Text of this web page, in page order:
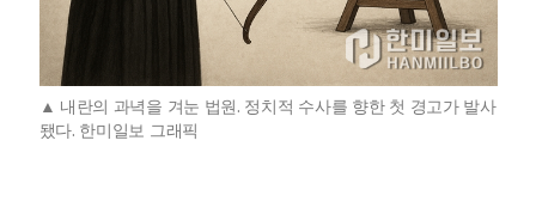
내란의 과녁을 겨눈 법원. 정치적 수사를 향한 첫 경고가 발사
됐다. 한미일보 그래픽